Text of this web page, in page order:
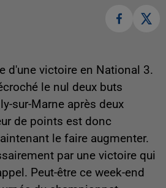
d'une victoire en National 3.
le nul deux buts
sur-Marne après deux
de points est donc
le faire augmenter.
par une victoire qui
Peut-être ce week-end